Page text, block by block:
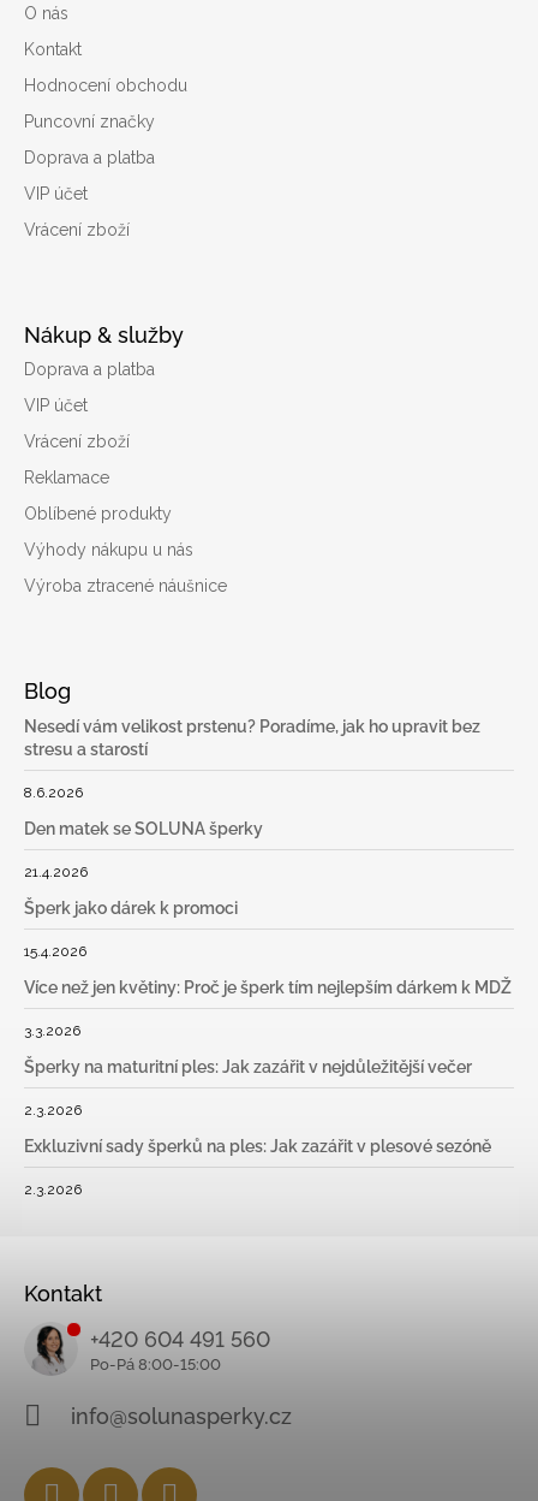
O nás
Kontakt
Hodnocení obchodu
Puncovní značky
Doprava a platba
VIP účet
Vrácení zboží
Nákup & služby
Doprava a platba
VIP účet
Vrácení zboží
Reklamace
Oblíbené produkty
Výhody nákupu u nás
Výroba ztracené náušnice
Blog
Nesedí vám velikost prstenu? Poradíme, jak ho upravit bez
stresu a starostí
8.6.2026
Den matek se SOLUNA šperky
21.4.2026
Šperk jako dárek k promoci
15.4.2026
Více než jen květiny: Proč je šperk tím nejlepším dárkem k MDŽ
3.3.2026
Šperky na maturitní ples: Jak zazářit v nejdůležitější večer
2.3.2026
Exkluzivní sady šperků na ples: Jak zazářit v plesové sezóně
2.3.2026
Kontakt
+420 604 491 560
info@solunasperky.cz